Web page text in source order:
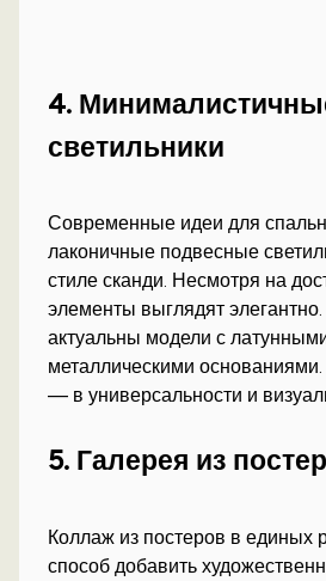
4.
светильники
Современные идеи для
лаконичные подвесные
стиле сканди. Несмотря на
элементы выглядят
актуальны модели с
металлическими
— в универсальности и
5. Галерея из
Коллаж из постеров в единых
способ добавить